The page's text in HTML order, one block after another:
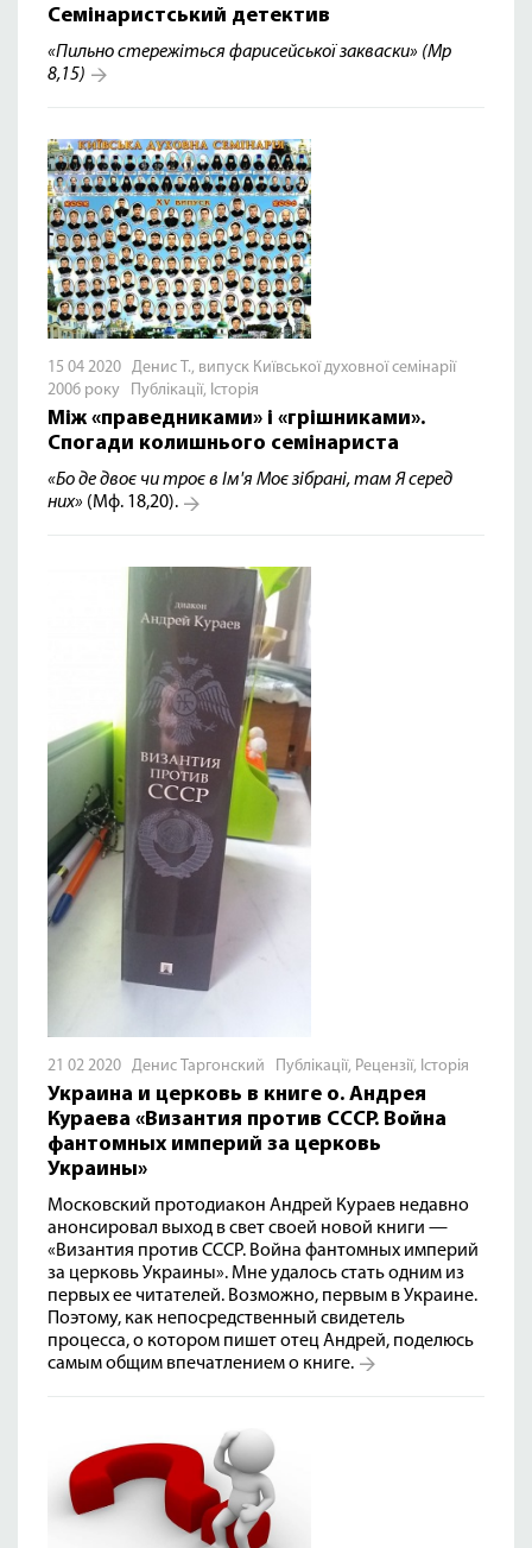
Семінаристський детектив
«Пильно стережіться фарисейської закваски» (Мр
8,15)
15 04 2020 Денис Т., випуск Київської духовної семінарії
2006 року
Публікації, Історія
Між «праведниками» і «грішниками».
Спогади колишнього семінариста
«Бо де двоє чи троє в Ім'я Моє зібрані, там Я серед
них» (Мф. 18,20).
21 02 2020 Денис Таргонский Публікації, Рецензії, Історія
Украина и церковь в книге о. Андрея
Кураева «Византия против СССР. Война
фантомных империй за церковь
Украины»
Московский протодиакон Андрей Кураев недавно
анонсировал выход в свет своей новой книги —
«Византия против СССР. Война фантомных империй
за церковь Украины». Мне удалось стать одним из
первых ее читателей. Возможно, первым в Украине.
Поэтому, как непосредственный свидетель
процесса, о котором пишет отец Андрей, поделюсь
самым общим впечатлением о книге.